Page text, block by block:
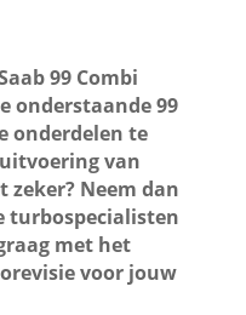
99 Combi
onderstaande 99
onderdelen te
van
zeker? Neem dan
turbospecialisten
met het
voor jouw